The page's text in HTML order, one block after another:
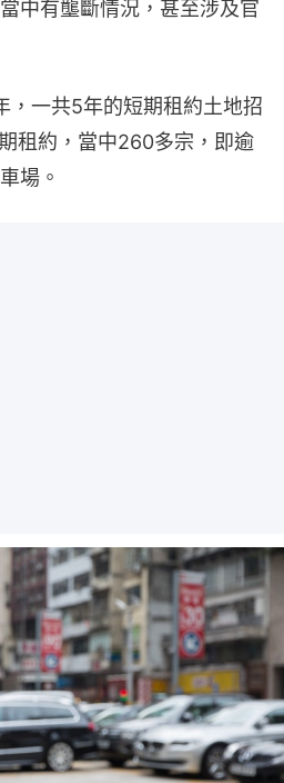
中有壟斷情況，甚至涉及官
，一共5年的短期租約土地招
租約，當中260多宗，即逾
場。